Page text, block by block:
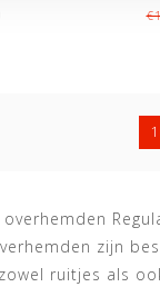
1
zijn
ruitjes als